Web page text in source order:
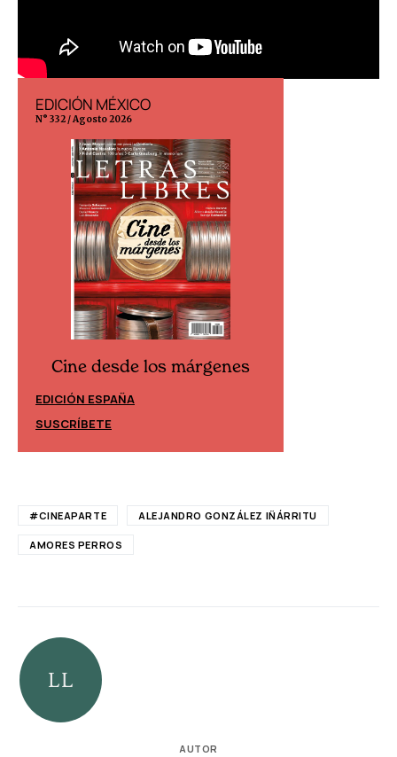
EDICIÓN MÉXICO
N° 332 / Agosto 2026
Cine desde los márgenes
EDICIÓN ESPAÑA
SUSCRÍBETE
#CINEAPARTE ALEJANDRO GONZÁLEZ IÑÁRRITU
AMORES PERROS
AUTOR